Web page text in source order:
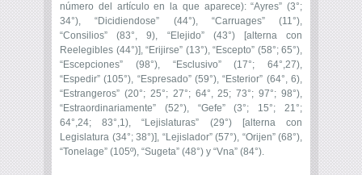
número del artículo en la que aparece): “Ayres” (3°;
34°), “Dicidiendose” (44°), “Carruages” (11°),
“Consilios” (83°, 9), “Elejido” (43°) [alterna con
Reelegibles (44°)], “Erijirse” (13°), “Escepto” (58°; 65°),
“Escepciones” (98°), “Esclusivo” (17°; 64°,27),
“Espedir” (105°), “Espresado” (59°), “Esterior” (64°, 6),
“Estrangeros” (20°; 25°; 27°; 64°, 25; 73°; 97°; 98°),
“Estraordinariamente” (52°), “Gefe” (3°; 15°; 21°;
64°,24; 83°,1), “Lejislaturas” (29°) [alterna con
Legislatura (34°; 38°)], “Lejislador” (57°), “Orijen” (68°),
“Tonelage” (105º), “Sugeta” (48°) y “Vna” (84°).